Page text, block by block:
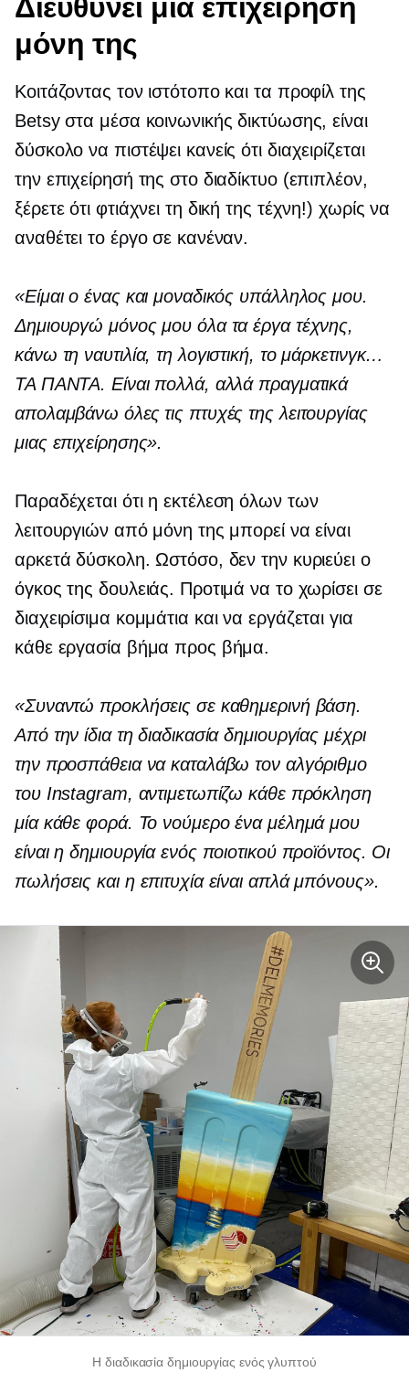
μόνη της
Κοιτάζοντας τον ιστότοπο και τα προφίλ της
Betsy στα μέσα κοινωνικής δικτύωσης, είναι
δύσκολο να πιστέψει κανείς ότι διαχειρίζεται
την επιχείρησή της στο διαδίκτυο (επιπλέον,
ξέρετε ότι φτιάχνει τη δική της τέχνη!) χωρίς να
αναθέτει το έργο σε κανέναν.
«Είμαι ο ένας και μοναδικός υπάλληλος μου.
Δημιουργώ μόνος μου όλα τα έργα τέχνης,
κάνω τη ναυτιλία, τη λογιστική, το μάρκετινγκ…
ΤΑ ΠΑΝΤΑ. Είναι πολλά, αλλά πραγματικά
απολαμβάνω όλες τις πτυχές της λειτουργίας
μιας επιχείρησης».
Παραδέχεται ότι η εκτέλεση όλων των
λειτουργιών από μόνη της μπορεί να είναι
αρκετά δύσκολη. Ωστόσο, δεν την κυριεύει ο
όγκος της δουλειάς. Προτιμά να το χωρίσει σε
διαχειρίσιμα κομμάτια και να εργάζεται για
κάθε εργασία βήμα προς βήμα.
«Συναντώ προκλήσεις σε καθημερινή βάση.
Από την ίδια τη διαδικασία δημιουργίας μέχρι
την προσπάθεια να καταλάβω τον αλγόριθμο
του Instagram, αντιμετωπίζω κάθε πρόκληση
μία κάθε φορά. Το νούμερο ένα μέλημά μου
είναι η δημιουργία ενός ποιοτικού προϊόντος. Οι
πωλήσεις και η επιτυχία είναι απλά μπόνους».
Η διαδικασία δημιουργίας ενός γλυπτού